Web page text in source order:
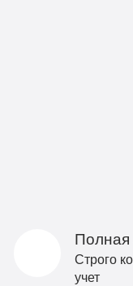
Полная
Строго
учет